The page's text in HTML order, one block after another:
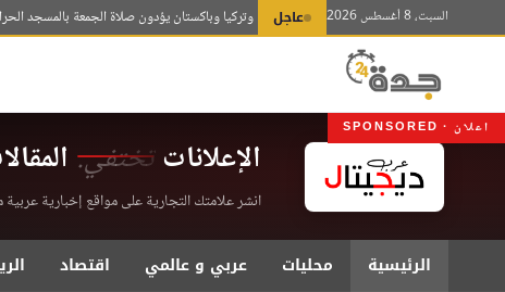
السبت، 8 أغسطس 2026 عاجل
قادة السعودية وتركيا وباكستان يؤدون صلاة الجمعة بالمسجد الحرام
اعلان · SPONSORED
الإعلانات تختفي.
انشر علامتك التجارية على مواقع إخبارية عربية موثقة .
الرئيسية محليات عربي و عالمي اقتصاد